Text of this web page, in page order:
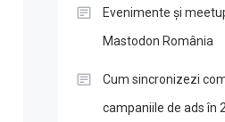
Evenimente și
Mastodon România
Cum sincronizezi
campaniile de ads în